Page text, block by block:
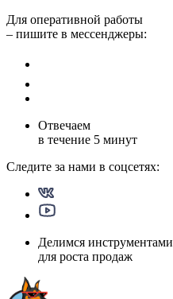
Для оперативной работы
– пишите в мессенджеры:
Отвечаем
в течение 5 минут
Следите за нами в соцсетях:
Делимся инструментами
для роста продаж